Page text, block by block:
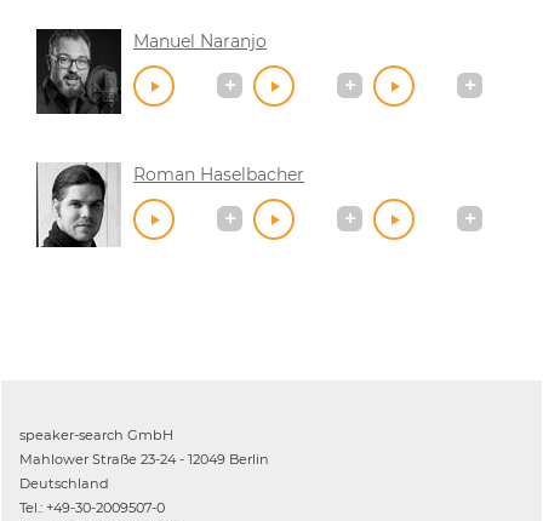
Manuel Naranjo
Roman Haselbacher
speaker-search GmbH
Mahlower Straße 23-24 - 12049 Berlin
Deutschland
Tel.: +49-30-2009507-0